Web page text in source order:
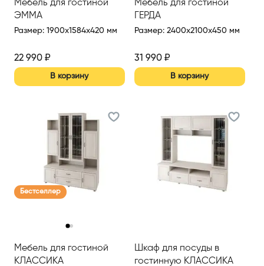
Мебель для гостиной
ЭММА
Размер: 1900x1584x420 мм
22 990 ₽
В корзину
Мебель для гостиной
ГЕРДА
Размер: 2400x2100x450 мм
31 990₽
В корзину
Бестселлер
Мебель для гостиной
КЛАССИКА
Шкаф для посуды в
гостинную КЛАССИКА